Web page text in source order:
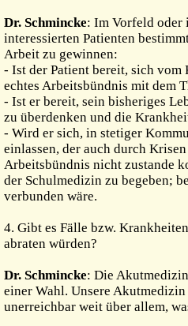
Dr. Schmincke: Im Vorfeld oder
interessierten Patienten
Arbeit zu gewinnen:
- Ist der Patient bereit, sich
echtes Arbeitsbündnis mit dem
- Ist er bereit, sein bisheriges
zu überdenken und die
- Wird er sich, in stetiger
einlassen, der auch durch
Arbeitsbündnis nicht zustande
der Schulmedizin zu begeben;
verbunden wäre.
4. Gibt es Fälle bzw.
abraten würden?
Dr. Schmincke: Die
einer Wahl. Unsere
unerreichbar weit über allem,